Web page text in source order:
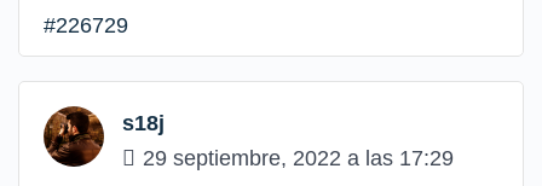
#226729
s18j
29 septiembre, 2022 a las 17:29